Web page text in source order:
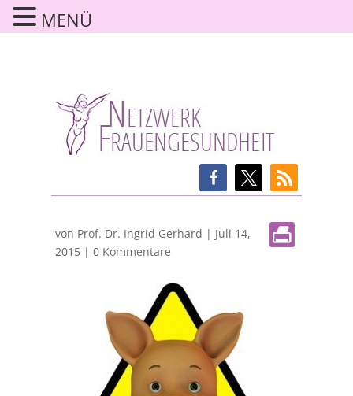
von Prof. Dr. Ingrid Gerhard | Juli 14,
2015| 0 Kommentare
MENÜ